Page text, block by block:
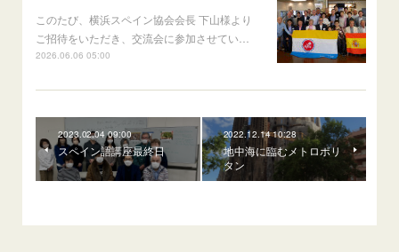
このたび、横浜スペイン協会会長 下山様より
ご招待をいただき、交流会に参加させてい…
2026.06.06 05:00
2023.02.04 09:00
スペイン語講座最終日
2022.12.14 10:28
地中海に臨むメトロポリ
タン